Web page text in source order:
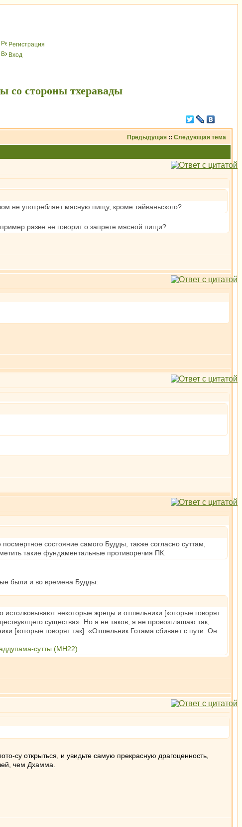
Peгиcтрaция
Вхoд
со стороны тхеравады
Предыдущая :: Следующая тема
не употребляет мясную пищу, кроме тайваньского?
разве не говорит о запрете мясной пищи?
состояние самого Будды, также согласно суттам,
такие фундаментальные противоречия ПК.
были и во времена Будды:
некоторые жрецы и отшельники [которые говорят
существа». Но я не таков, я не провозглашаю так,
[которые говорят так]: «Отшельник Готама сбивает с пути. Он
сутты (МН22)
су открыться, и увидьте самую прекрасную драгоценность,
чем Дхамма.